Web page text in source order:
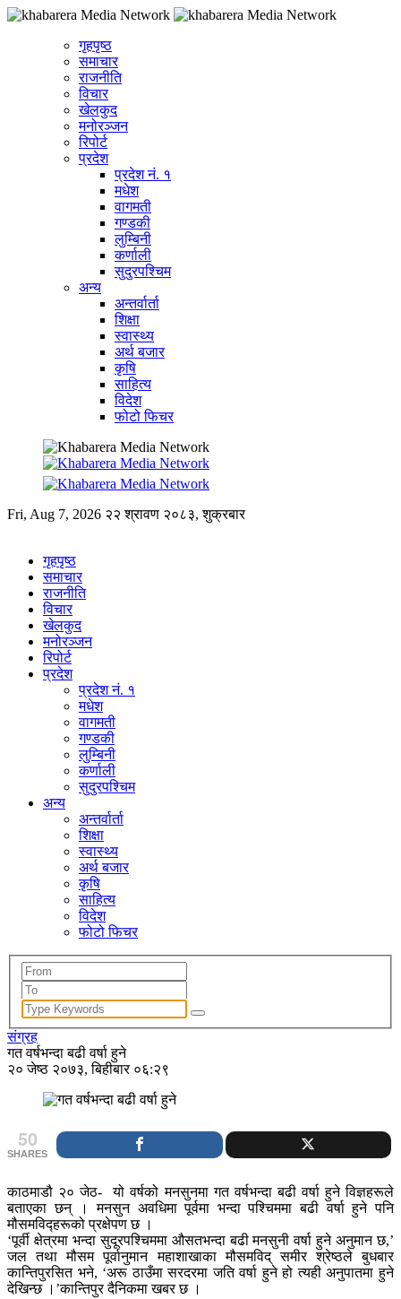
गृहपृष्ठ
समाचार
राजनीति
विचार
खेलकुद
मनोरञ्जन
रिपोर्ट
प्रदेश
प्रदेश नं. १
मधेश
वागमती
गण्डकी
लुम्बिनी
कर्णाली
सुदुरपश्चिम
अन्य
अन्तर्वार्ता
शिक्षा
स्वास्थ्य
अर्थ बजार
कृषि
साहित्य
विदेश
फोटो फिचर
Fri, Aug 7, 2026 २२ श्रावण २०८३, शुक्रबार
गृहपृष्ठ
समाचार
राजनीति
विचार
खेलकुद
मनोरञ्जन
रिपोर्ट
प्रदेश
प्रदेश नं. १
मधेश
वागमती
गण्डकी
लुम्बिनी
कर्णाली
सुदुरपश्चिम
अन्य
अन्तर्वार्ता
शिक्षा
स्वास्थ्य
अर्थ बजार
कृषि
साहित्य
विदेश
फोटो फिचर
संग्रह
गत वर्षभन्दा बढी वर्षा हुने
२० जेष्ठ २०७३, बिहीबार ०६:२९
50
SHARES
काठमाडौ २० जेठ- यो वर्षको मनसुनमा गत वर्षभन्दा बढी वर्षा हुने विज्ञहरूले
बताएका छन् । मनसुन अवधिमा पूर्वमा भन्दा पश्चिममा बढी वर्षा हुने पनि
मौसमविद्हरूको प्रक्षेपण छ ।
‘पूर्वी क्षेत्रमा भन्दा सुदूरपश्चिममा औसतभन्दा बढी मनसुनी वर्षा हुने अनुमान छ,’
जल तथा मौसम पूर्वानुमान महाशाखाका मौसमविद् समीर श्रेष्ठले बुधबार
कान्तिपुरसित भने, ‘अरू ठाउँमा सरदरमा जति वर्षा हुने हो त्यही अनुपातमा हुने
देखिन्छ ।’कान्तिपुर दैनिकमा खबर छ ।